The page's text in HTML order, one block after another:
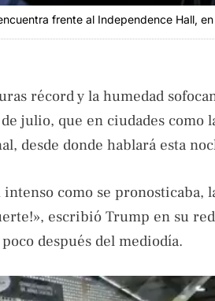
frente al Independence Hall, en
récord y la humedad
julio, que en ciudades como
desde donde hablará esta
intenso como se
escribió Trump en su
después del mediodía.